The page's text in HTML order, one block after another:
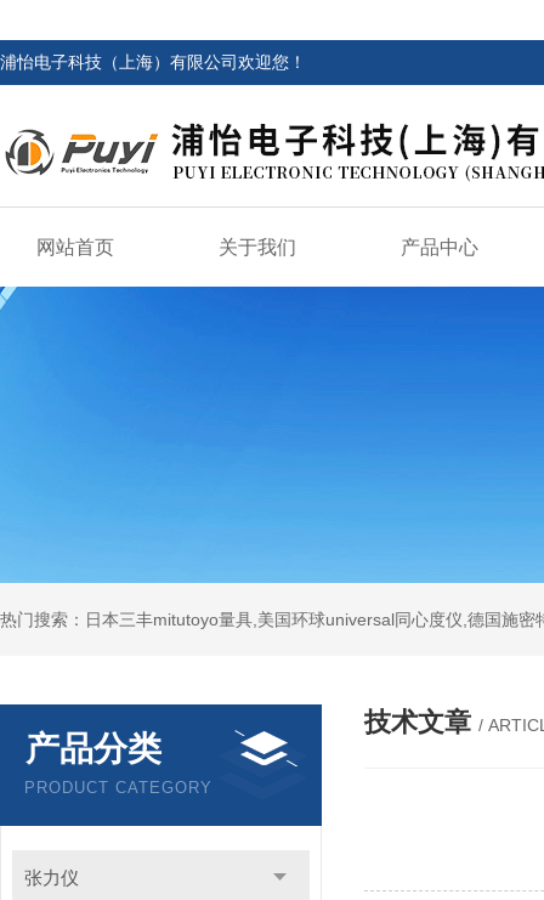
浦怡电子科技（上海）有限公司欢迎您！
网站首页 关于我们 产品中心
产品分类
PRODUCT CATEGORY
张力仪
技术文章 /